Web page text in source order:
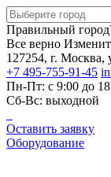
Правильный
Все верно
127254, г. Москва,
+7 495-755-91-45
Пн-Пт: с 9:00 до
Сб-Вс: выходной
Оставить заявку
Оборудование